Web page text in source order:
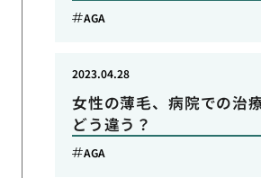
AGA
女性の薄毛、病院での治
どう違う？
2023.04.28
AGA